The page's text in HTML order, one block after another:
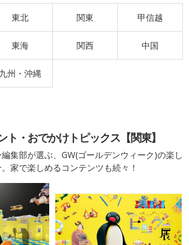
東北 関東 甲信越
東海 関西 中国
九州・沖縄
ト・おでかけトピックス【関東】
集部が選ぶ、GW(ゴールデンウィーク)の楽し
家で楽しめるコンテンツも続々！